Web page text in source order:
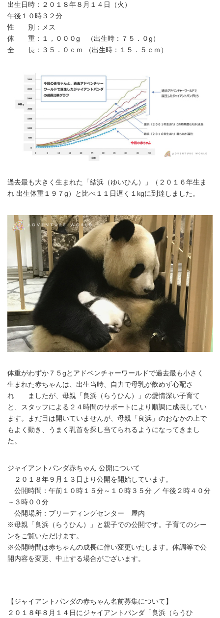
出生日時：２０１８年８月１４日（火）
午後１０時３２分
性 別：メス
体 重：１，０００g （出生時：７５．０g）
全 長：３５．０ｃｍ （出生時：１５．５ｃｍ）
過去最も大きく生まれた「結浜（ゆいひん）」（２０１６年生ま
れ 出生体重１９７g）と比べ１１日遅く１kgに到達しました。
体重がわずか７５gとアドベンチャーワールドで過去最も小さく
生まれた赤ちゃんは、出生当時、自力で母乳が飲めず心配さ
れ ましたが、母親「良浜（らうひん）」の愛情深い子育て
と、スタッフによる２４時間のサポートにより順調に成長してい
ます。まだ目は開いていませんが、母親「良浜」のおなかの上で
もよく動き、うまく乳首を探し当てられるようになってきまし
た。
ジャイアントパンダ赤ちゃん 公開について
２０１８年９月１３日より公開を開始しています。
公開時間：午前１０時１５分～１０時３５分 ／ 午後２時４０分
～３時００分
公開場所：ブリーディングセンター 屋内
※母親「良浜（らうひん）」と親子での公開です。子育てのシー
ンをご覧いただけます。
※公開時間は赤ちゃんの成長に伴い変更いたします。体調等で公
開内容を変更、中止する場合がございます。
【ジャイアントパンダの赤ちゃん名前募集について】
２０１８年８月１４日にジャイアントパンダ「良浜（らうひ